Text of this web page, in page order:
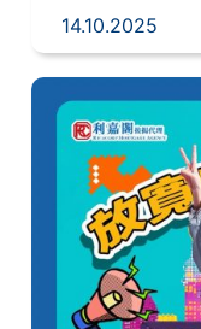
14.10.2025